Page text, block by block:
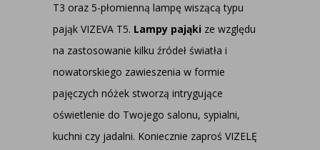
T3 oraz 5-płomienną lampę wiszącą typu
pająk VIZEVA T5. Lampy pająki ze względu
na zastosowanie kilku źródeł światła i
nowatorskiego zawieszenia w formie
pajęczych nóżek stworzą intrygujące
oświetlenie do Twojego salonu, sypialni,
kuchni czy jadalni. Koniecznie zaproś VIZELĘ